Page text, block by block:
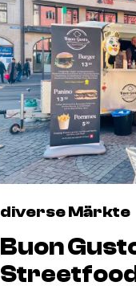
diverse Märkte
Buon